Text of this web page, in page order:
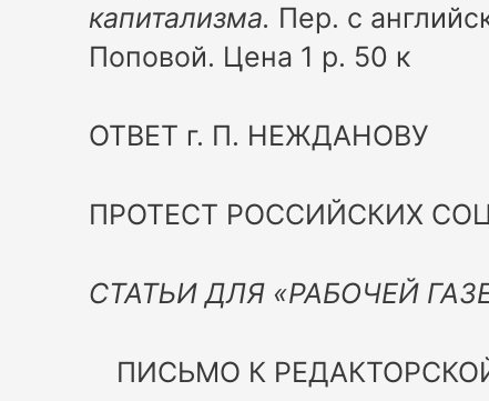
капитализма. Пер. с
Поповой. Цена 1 р. 50 к
ОТВЕТ г. П. НЕЖДАНОВУ
ПРОТЕСТ РОССИЙСКИХ
СТАТЬИ ДЛЯ «РАБОЧЕЙ
ПИСЬМО К